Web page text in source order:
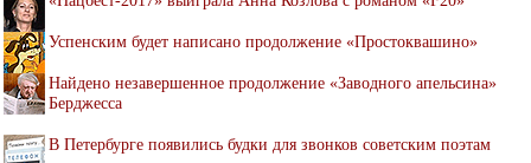
Успенским будет написано продолжение «Простоквашино»
Найдено незавершенное продолжение «Заводного апельсина»
Берджесса
В Петербурге появились будки для звонков советским поэтам